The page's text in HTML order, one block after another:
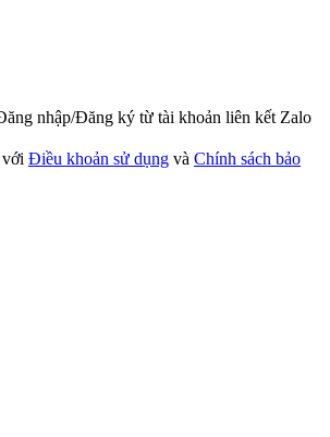
nhập/Đăng ký từ tài khoản liên kết Zalo
Điều khoản sử dụng và Chính sách bảo